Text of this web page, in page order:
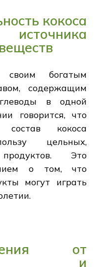
кокоса
своим богатым
содержащим
в одной
говорится, что
состав кокоса
цельных,
Это
о том, что
могут играть
от
и